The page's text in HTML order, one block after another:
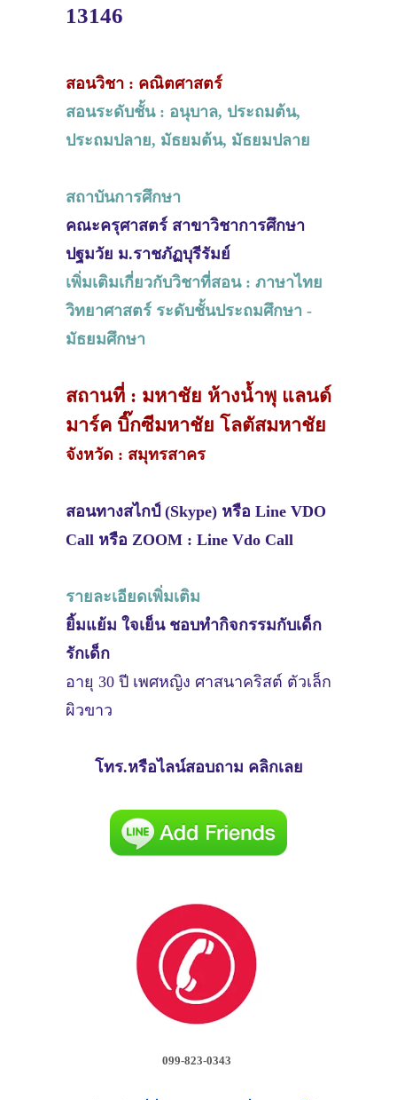
13146
สอนวิชา : คณิตศาสตร์
สอนระดับชั้น : อนุบาล, ประถมต้น,
ประถมปลาย, มัธยมต้น, มัธยมปลาย
สถาบันการศึกษา
คณะครุศาสตร์ สาขาวิชาการศึกษา
ปฐมวัย ม.ราชภัฏบุรีรัมย์
เพิ่มเติมเกี่ยวกับวิชาที่สอน : ภาษาไทย
วิทยาศาสตร์ ระดับชั้นประถมศึกษา -
มัธยมศึกษา
สถานที่ : มหาชัย ห้างน้ำพุ แลนด์
มาร์ค บิ๊กซีมหาชัย โลตัสมหาชัย
จังหวัด : สมุทรสาคร
สอนทางสไกป์ (Skype) หรือ Line VDO
Call หรือ ZOOM : Line Vdo Call
รายละเอียดเพิ่มเติม
ยิ้มแย้ม ใจเย็น ชอบทำกิจกรรมกับเด็ก
รักเด็ก
อายุ 30 ปี เพศหญิง ศาสนาคริสต์ ตัวเล็ก
ผิวขาว
โทร.หรือไลน์สอบถาม คลิกเลย
099-823-0343